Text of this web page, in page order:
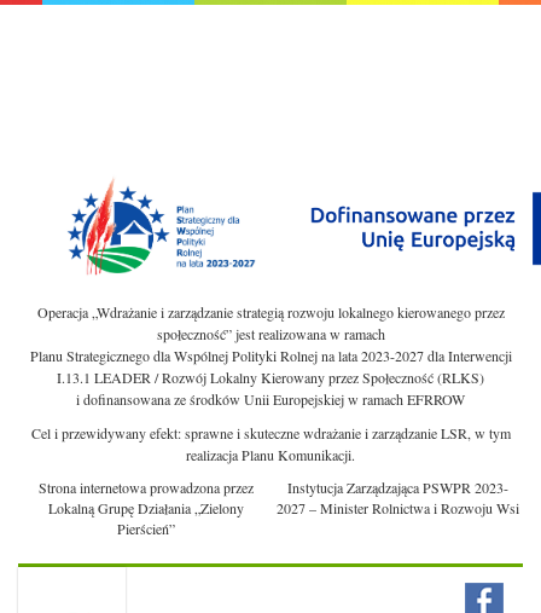
Operacja „Wdrażanie i zarządzanie strategią rozwoju lokalnego kierowanego przez
społeczność” jest realizowana w ramach
Planu Strategicznego dla Wspólnej Polityki Rolnej na lata 2023-2027 dla Interwencji
I.13.1 LEADER / Rozwój Lokalny Kierowany przez Społeczność (RLKS)
i dofinansowana ze środków Unii Europejskiej w ramach EFRROW
Cel i przewidywany efekt: sprawne i skuteczne wdrażanie i zarządzanie LSR, w tym
realizacja Planu Komunikacji.
Strona internetowa prowadzona przez
Lokalną Grupę Działania „Zielony
Pierścień”
Instytucja Zarządzająca PSWPR 2023-
2027 – Minister Rolnictwa i Rozwoju Wsi